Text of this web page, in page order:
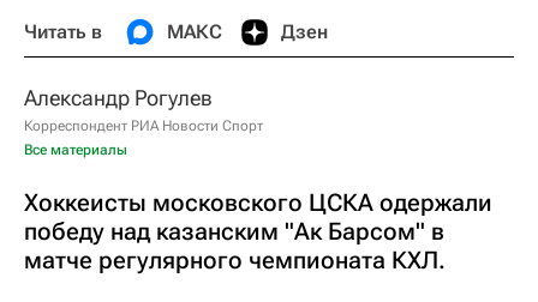
Читать в МАКС Дзен
Александр Рогулев
Корреспондент РИА Новости Спорт
Все материалы
Хоккеисты московского ЦСКА одержали
победу над казанским "Ак Барсом" в
матче регулярного чемпионата КХЛ.